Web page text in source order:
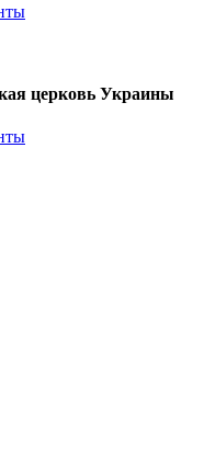
церковь Украины